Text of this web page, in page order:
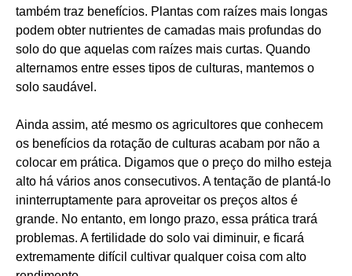
também traz benefícios. Plantas com raízes mais longas
podem obter nutrientes de camadas mais profundas do
solo do que aquelas com raízes mais curtas. Quando
alternamos entre esses tipos de culturas, mantemos o
solo saudável.
Ainda assim, até mesmo os agricultores que conhecem
os benefícios da rotação de culturas acabam por não a
colocar em prática. Digamos que o preço do milho esteja
alto há vários anos consecutivos. A tentação de plantá-lo
ininterruptamente para aproveitar os preços altos é
grande. No entanto, em longo prazo, essa prática trará
problemas. A fertilidade do solo vai diminuir, e ficará
extremamente difícil cultivar qualquer coisa com alto